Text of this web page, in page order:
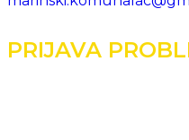
PRIJAVA